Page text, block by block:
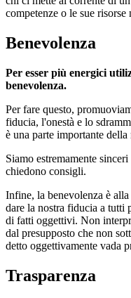
competenze o le sue
Benevolenza
Per esser più energici
benevolenza.
Per fare questo,
fiducia, l'onestà e lo
è una parte importante
Siamo estremamente
chiedono consigli.
Infine, la benevolenza è
dare la nostra fiducia a tutti
di fatti oggettivi. Non
dal presupposto che non
detto oggettivamente vada
Trasparenza